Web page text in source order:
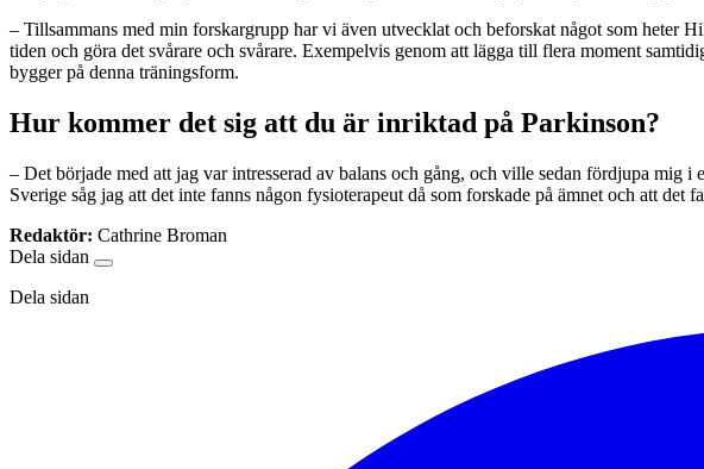
– Tillsammans med min forskargrupp har vi även utvecklat och beforskat något som heter
tiden och göra det svårare och svårare. Exempelvis genom att lägga till flera moment
bygger på denna träningsform.
Hur kommer det sig att du är inriktad på Parkinson?
– Det började med att jag var intresserad av balans och gång, och ville sedan fördjupa
Sverige såg jag att det inte fanns någon fysioterapeut då som forskade på ämnet och att det
Redaktör: Cathrine Broman
Dela sidan
Dela sidan